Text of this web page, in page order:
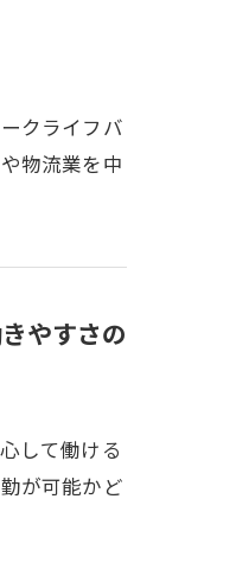
クライフバ
物流業を中
やすさの
して働ける
が可能かど